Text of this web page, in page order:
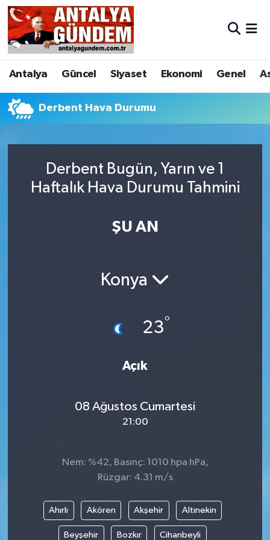
Antalya Güncel Siyaset Ekonomi Genel
Derbent Hava Durumu
Derbent Bugün, Yarın ve 1
Haftalık Hava Durumu Tahmini
ŞU AN
Konya
23°
Açık
08 Ağustos Cumartesi
21:00
Nem: %42, Basınç: 1010 hpa hPa,
Rüzgar: 4.31 m/s
Ahırlı Akören Akşehir Altınekin
Beyşehir Bozkır Cihanbeyli
Antalya
Asayiş
Bilim & Teknoloji
EĞİTİM
Sağlık & Yaşam
Antalya Nöbetçi Eczaneler
Antalya Hava Durumu
Antalya Namaz Vakitleri
Süper Lig Puan Durumu ve Fikstür
Son Dakika Haberleri